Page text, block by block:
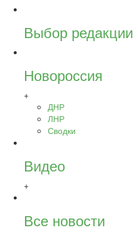
Выбор редакции
Новороссия
+
ДНР
ЛНР
Сводки
Видео
+
Все новости